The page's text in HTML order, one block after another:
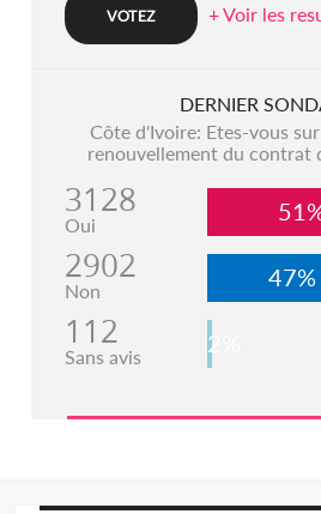
+ Voir les
DERNIER
Côte d'Ivoire: Etes-vous
renouvellement du contrat
3128
Oui
2902
Non 47%
112
Sans avis 2%